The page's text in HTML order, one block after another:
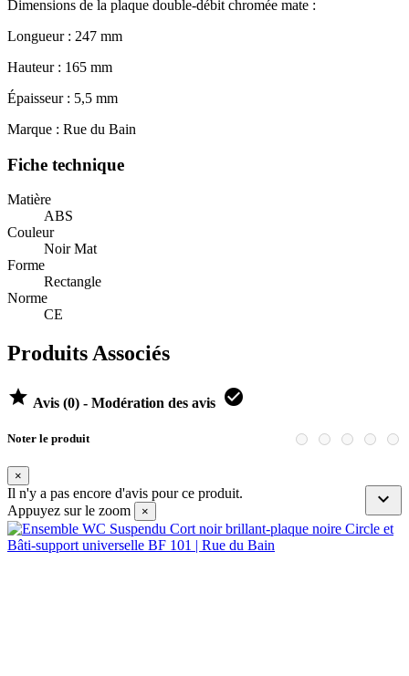
Dimensions de la plaque double-débit chromée mate :
Longueur : 247 mm
Hauteur : 165 mm
Épaisseur : 5,5 mm
Marque : Rue du Bain
Fiche technique
Matière
ABS
Couleur
Noir Mat
Forme
Rectangle
Norme
CE
Produits Associés
 Avis (0) - Modération des avis 
Noter le produit
×

Il n'y a pas encore d'avis pour ce produit.
Appuyez sur le zoom
×